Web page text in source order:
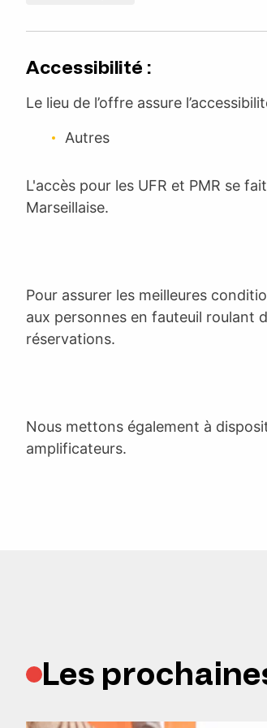
Accessibilité :
Le lieu de l’offre assure
Autres
L'accès pour les UFR et PMR se
Marseillaise.
Pour assurer les meilleures
aux personnes en fauteuil roulant
réservations.
Nous mettons également à
amplificateurs.
Les